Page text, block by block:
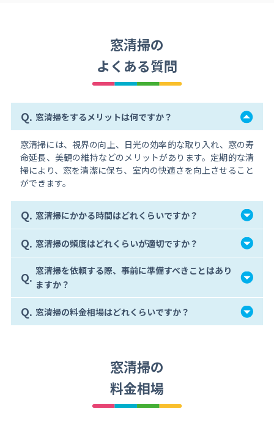
窓清掃の
よくある質問
Q. 窓清掃をするメリットは何ですか？
窓清掃には、視界の向上、日光の効率的な取り入れ、窓の寿
命延長、美観の維持などのメリットがあります。定期的な清
掃により、窓を清潔に保ち、室内の快適さを向上させること
ができます。
Q. 窓清掃にかかる時間はどれくらいですか？
Q. 窓清掃の頻度はどれくらいが適切ですか？
Q. 窓清掃を依頼する際、事前に準備すべきことはあり
ますか？
Q. 窓清掃の料金相場はどれくらいですか？
窓清掃の
料金相場